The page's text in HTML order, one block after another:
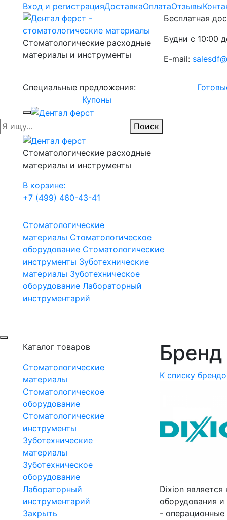
Вход и регистрацияДоставкаОплатаОтзывы
Стоматологические расходные
материалы и инструменты
Бесплатная
Будни с 10:00
E-mail:
Специальные предложения:
Купоны
Поиск
Стоматологические расходные
материалы и инструменты
В корзине:
+7 (499) 460-43-41
Стоматологические
материалы Стоматологическое
оборудование Стоматологические
инструменты Зуботехнические
материалы Зуботехническое
оборудование Лабораторный
инструментарий
Каталог товаров
Стоматологические
материалы
Стоматологическое
оборудование
Стоматологические
инструменты
Зуботехнические
материалы
Зуботехническое
оборудование
Лабораторный
инструментарий
Закрыть
К списку
Dixion
оборудования
- операционные